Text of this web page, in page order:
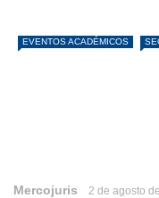
EVENTOS ACADÉMICOS
Mercojuris 2 de agosto